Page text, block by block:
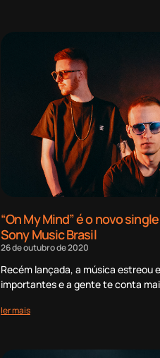
“On My Mind” é o novo
Sony Music Brasil
26 de outubro de 2020
Recém lançada, a música estreou
importantes e a gente te conta
ler mais